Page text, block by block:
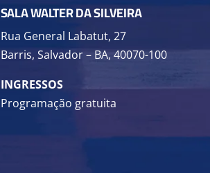
SALA WALTER DA SILVEIRA
Rua General Labatut, 27
Barris, Salvador – BA, 40070-100
INGRESSOS
Programação gratuita